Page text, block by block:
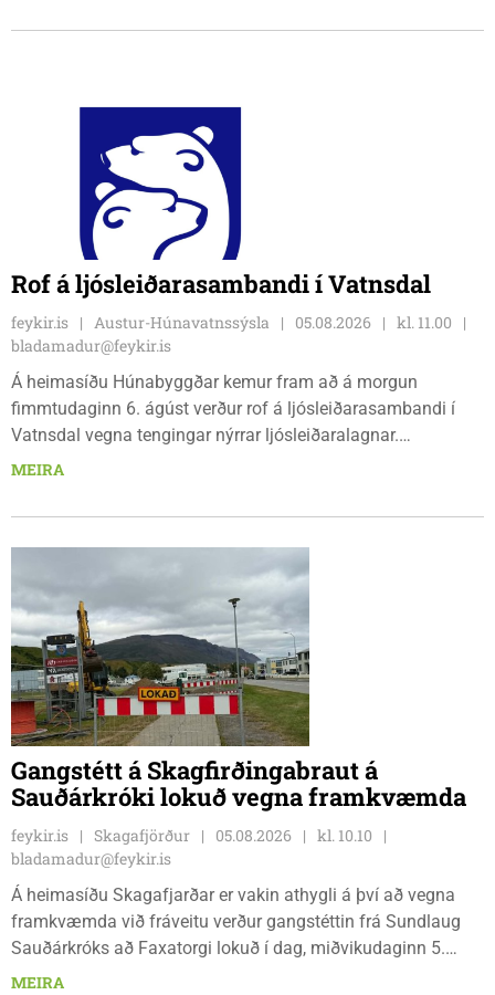
veðri og skella sér á völlinn.
Rof á ljósleiðarasambandi í Vatnsdal
feykir.is Austur-Húnavatnssýsla 05.08.2026
kl. 11.00
bladamadur@feykir.is
Á heimasíðu Húnabyggðar kemur fram að á morgun
fimmtudaginn 6. ágúst verður rof á ljósleiðarasambandi í
Vatnsdal vegna tengingar nýrrar ljósleiðaralagnar.
Ljósleiðarasambandið verður rofið á morgun fimmtudag
MEIRA
Gangstétt á Skagfirðingabraut á
Sauðárkróki lokuð vegna framkvæmda
feykir.is Skagafjörður 05.08.2026
kl. 10.10
bladamadur@feykir.is
Á heimasíðu Skagafjarðar er vakin athygli á því að vegna
framkvæmda við fráveitu verður gangstéttin frá Sundlaug
Sauðárkróks að Faxatorgi lokuð í dag, miðvikudaginn 5.
ágúst, og á morgun, fimmtudaginn 6. ágúst.
MEIRA